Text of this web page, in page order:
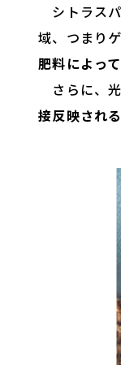
シトラス
域、つまり
肥料によっ
さらに、
接反映され